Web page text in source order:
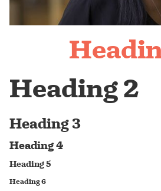
Heading 2
Heading 3
Heading 4
Heading 5
Heading 6